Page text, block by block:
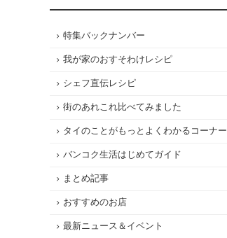
特集バックナンバー
我が家のおすそわけレシピ
シェフ直伝レシピ
街のあれこれ比べてみました
タイのことがもっとよくわかるコーナー
バンコク生活はじめてガイド
まとめ記事
おすすめのお店
最新ニュース＆イベント